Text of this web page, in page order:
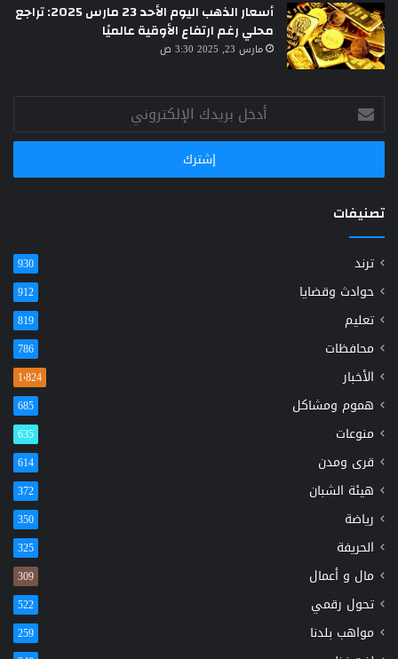
أسعار الذهب اليوم الأحد 23 مارس 2025: تراجع
محلي رغم ارتفاع الأوقية عالميًا
مارس 23, 2025 3:30 ص
أدخل
بريدك
الإلكتروني
تصنيفات
ترند 930
حوادث وقضايا 912
تعليم 819
محافظات 786
الأخبار 1٬824
هموم ومشاكل 685
منوعات 635
قرى ومدن 614
هيئة الشبان 372
رياضة 350
الحريفة 325
مال و أعمال 309
تحول رقمي 522
مواهب بلدنا 259